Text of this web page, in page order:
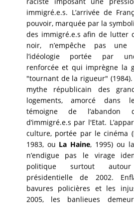
immigré.e.s. L’arrivée de
pouvoir, marquée par la
des immigré.e.s afin de lutter
noir, n’empêche pas une
l’idéologie portée par
renforcée et qui imprègne la
"tournant de la rigueur" (1984).
mythe républicain des
logements, amorcé dans
témoigne de l’abandon
d’immigré.e.s par l'Etat.
culture, portée par le cinéma (
1983, ou La Haine, 1995) ou
n’endigue pas le virage
politique surtout
présidentielle de 2002.
bavures policières et les
2005, les banlieues